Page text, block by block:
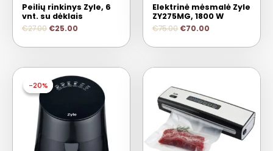
Peilių rinkinys Zyle, 6
vnt. su dėklais
€27.00 €25.00
Elektrinė mėsmalė Zyle
ZY275MG, 1800 W
€75.00 €70.00
-20%
-20%